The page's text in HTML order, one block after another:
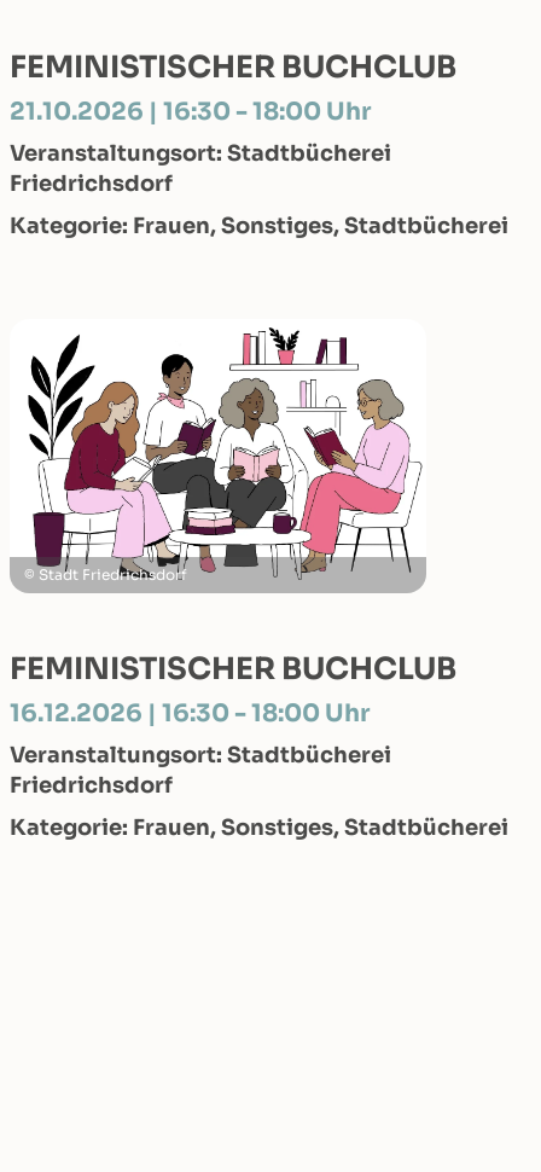
FEMINISTISCHER BUCHCLUB
21.10.2026 | 16:30 - 18:00 Uhr
Veranstaltungsort: Stadtbücherei
Friedrichsdorf
Kategorie: Frauen, Sonstiges, Stadtbücherei
Stadt Friedrichsdorf
FEMINISTISCHER BUCHCLUB
16.12.2026 | 16:30 - 18:00 Uhr
Veranstaltungsort: Stadtbücherei
Friedrichsdorf
Kategorie: Frauen, Sonstiges, Stadtbücherei